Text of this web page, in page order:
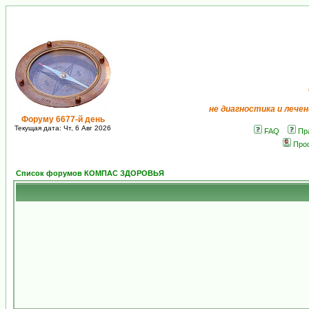
Форуму 6677-й день
Текущая дата: Чт, 6 Авг 2026
не диагностика и
FAQ
Список форумов КОМПАС ЗДОРОВЬЯ